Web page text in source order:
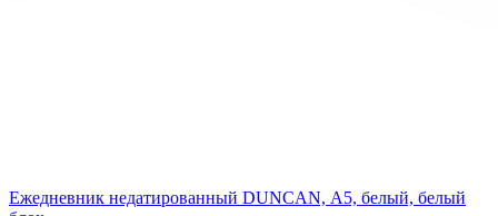
Ежедневник недатированный DUNCAN, А5, белый, белый